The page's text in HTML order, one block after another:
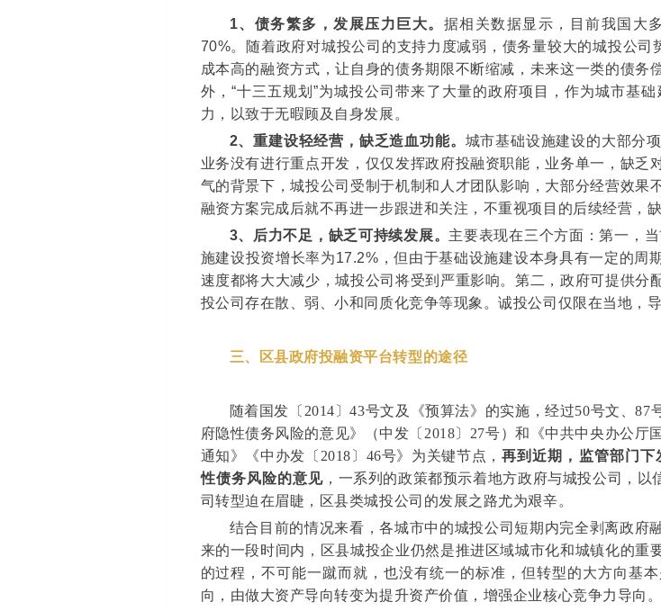
1、债务繁多，发展压力巨大。 据相关数据显示，目前我国大
70%。随着政府对城投公司的支持力度减弱，债务量较大的城投公司
成本高的融资方式，让自身的债务期限不断缩减，未来这一类的债
外，“十三五规划”为城投公司带来了大量的政府项目，作为城市基
力，以致于无暇顾及自身发展。
2、重建设轻经营，缺乏造血功能。 城市基础设施建设的大部分
业务没有进行重点开发，仅仅发挥政府投融资职能，业务单一，缺
气的背景下，城投公司受制于机制和人才团队影响，大部分经营效果
融资方案完成后就不再进一步跟进和关注，不重视项目的后续经营，
3、后力不足，缺乏可持续发展。 主要表现在三个方面：第一，
施建设投资增长率为17.2%，但由于基础设施建设本身具有一定的周
速度都将大大减少，城投公司将受到严重影响。第二，政府可提供
投公司存在散、弱、小和同质化竞争等现象。诚投公司仅限在当地，
三、区县政府投融资平台转型的途径
随着国发〔2014〕43号文及《预算法》的实施，经过50号文、
府隐性债务风险的意见》（中发〔2018〕27号）和《中共中央办公
通知》《中办发〔2018〕46号》为关键节点，再到近期，监管部门
性债务风险的意见 ，一系列的政策都预示着地方政府与城投公司，
司转型迫在眉睫，区县类城投公司的发展之路尤为艰辛。
结合目前的情况来看，各城市中的城投公司短期内完全剥离政府
来的一段时间内，区县城投企业仍然是推进区域城市化和城镇化的重
的过程，不可能一蹴而就，也没有统一的标准，但转型的大方向基
向，由做大资产导向转变为提升资产价值，增强企业核心竞争力导向。